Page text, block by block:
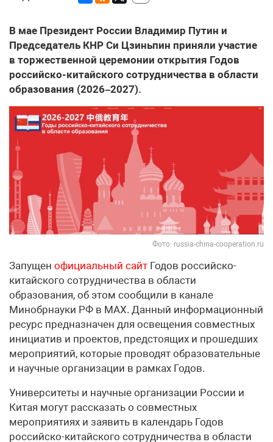
В мае Президент России Владимир Путин и
Председатель КНР Си Цзиньпин приняли участие
в торжественной церемонии открытия Годов
российско-китайского сотрудничества в области
образования (2026–2027).
Фото: russia-china-cooperation.ru
Запущен официальный сайт Годов российско-
китайского сотрудничества в области
образования, об этом сообщили в канале
Минобрнауки РФ в МАХ. Данный информационный
ресурс предназначен для освещения совместных
инициатив и проектов, предстоящих и прошедших
мероприятий, которые проводят образовательные
и научные организации в рамках Годов.
Университеты и научные организации России и
Китая могут рассказать о совместных
мероприятиях и заявить в календарь Годов
российско-китайского сотрудничества в области